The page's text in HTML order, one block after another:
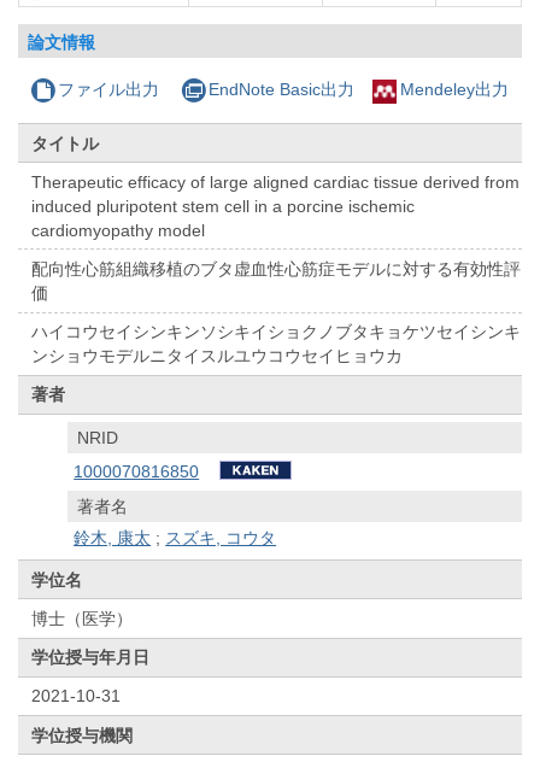
論文情報
ファイル出力 EndNote Basic出力 Mendeley出力
タイトル
Therapeutic efficacy of large aligned cardiac tissue derived from
induced pluripotent stem cell in a porcine ischemic
cardiomyopathy model
配向性心筋組織移植のブタ虚血性心筋症モデルに対する有効性評
価
ハイコウセイシンキンソシキイショクノブタキョケツセイシンキ
ンショウモデルニタイスルユウコウセイヒョウカ
著者
NRID
1000070816850
著者名
鈴木, 康太 ; スズキ, コウタ
学位名
博士（医学）
学位授与年月日
2021-10-31
学位授与機関